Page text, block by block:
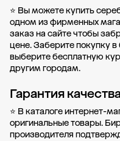
⭐ Вы можете купить
одном из фирменных
заказ на сайте чтобы
цене. Заберите покупку в
выберите бесплатную
другим городам.
Гарантия
⭐ В каталоге интернет-
оригинальные товары.
производителя